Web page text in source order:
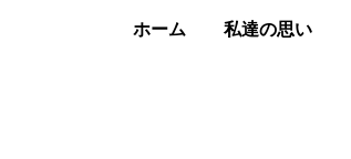
ホーム 私達の思い